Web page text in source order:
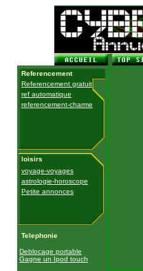
Referencement
Referencement gratuit
ref automatique
referencement-charme
loisirs
voyage-voyages
astrologie-horoscope
Petite annonces
Telephonie
Deblocage portable
Gagne un Ipod touch